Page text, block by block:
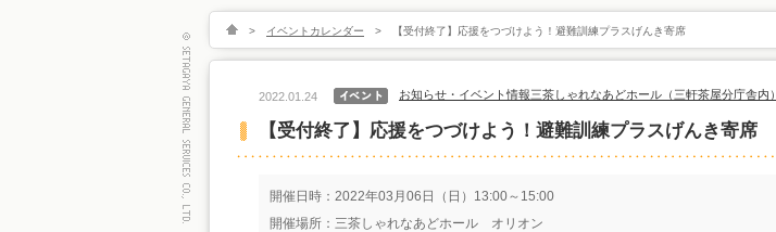
> イベントカレンダー > 【受付終了】応援をつづけよう！避難訓練プラスげんき寄席
2022.01.24 お知らせ・イベント情報三茶しゃれなあどホール（三軒茶屋分庁舎内）
【受付終了】応援をつづけよう！避難訓練プラスげんき寄席
開催日時：2022年03月06日（日）13:00～15:00
開催場所：三茶しゃれなあどホール オリオン